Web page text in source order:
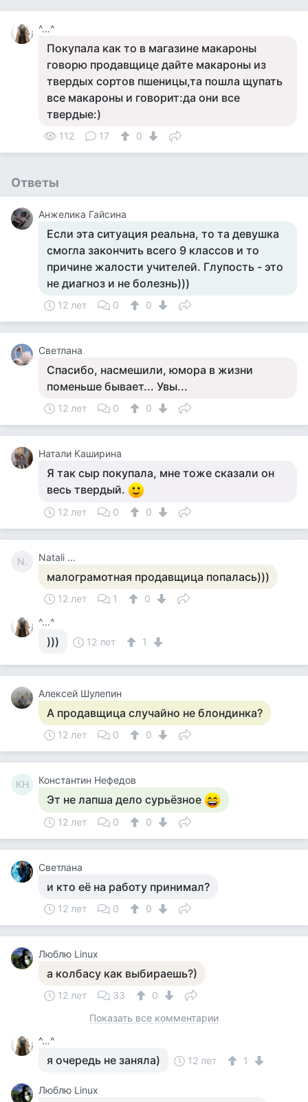
^…^
Покупала как то в магазине макароны
говорю продавщице дайте макароны из
твердых сортов пшеницы,та пошла щупать
все макароны и говорит:да они все
твердые:)
112 17 0
Ответы
Анжелика Гайсина
Если эта ситуация реальна, то та девушка
смогла закончить всего 9 классов и то
причине жалости учителей. Глупость - это
не диагноз и не болезнь)))
12 лет 0 0
Светлана
Спасибо, насмешили, юмора в жизни
поменьше бывает... Увы...
12 лет 0 0
Натали Каширина
Я так сыр покупала, мне тоже сказали он
весь твердый.
12 лет 0 0
N. Natali ...
малограмотная продавщица попалась)))
12 лет 1
0
^…^
))) 12 лет 1
Алексей Шулепин
А продавщица случайно не блондинка?
12 лет 0 0
КН Константин Нефедов
Эт не лапша дело сурьёзное
12 лет 0 0
Светлана
и кто её на работу принимал?
12 лет 0 0
Люблю Linux
а колбасу как выбираешь?)
12 лет 33
0
Показать все комментарии
^…^
я очередь не заняла) 12 лет 1
Люблю Linux